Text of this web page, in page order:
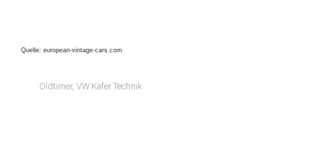
Quelle: european-vintage-cars.com
Oldtimer, VW Käfer Technik